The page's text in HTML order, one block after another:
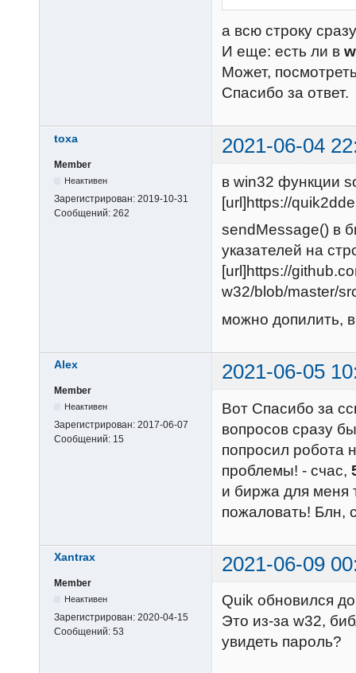
а всю строку
И еще: есть ли в
Может,
Спасибо за ответ.
toxa 2021-06-04
Member
Неактивен
Зарегистрирован: 2019-10-31
Сообщений: 262
в win32 функции
[url]https://
sendMessage() в
указателей на
[url]https://
w32/blob/master/
можно допилить,
Alex 2021-06-05
Member
Неактивен
Зарегистрирован: 2017-06-07
Сообщений: 15
Вот Спасибо за
вопросов сразу
попросил робота
проблемы! - счас,
и биржа для меня
пожаловать! Блн,
Xantrax 2021-06-09
Member
Неактивен
Зарегистрирован: 2020-04-15
Сообщений: 53
Quik обновился
Это из-за w32,
увидеть пароль?